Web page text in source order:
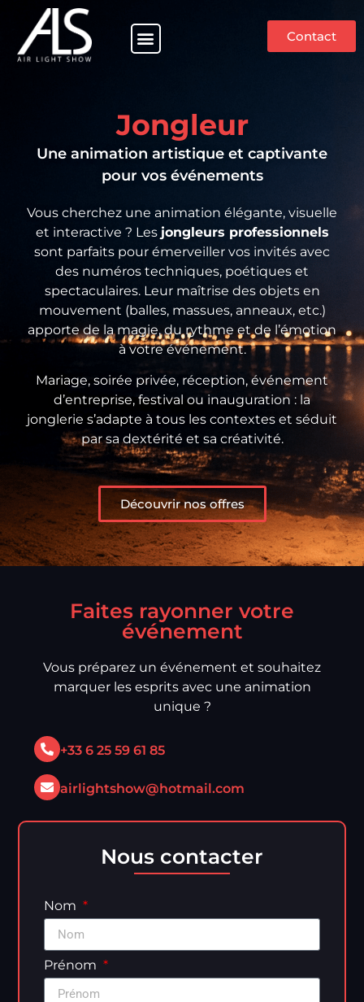
Contact
Jongleur
Une animation artistique et captivante
pour vos événements
Vous cherchez une animation élégante, visuelle
et interactive ? Les jongleurs professionnels
sont parfaits pour émerveiller vos invités avec
des numéros techniques, poétiques et
spectaculaires. Leur maîtrise des objets en
mouvement (balles, massues, anneaux, etc.)
apporte de la magie, du rythme et de l’émotion
à votre événement.
Mariage, soirée privée, réception, événement
d’entreprise, festival ou inauguration : la
jonglerie s’adapte à tous les contextes et séduit
par sa dextérité et sa créativité.
Découvrir nos offres
Faites rayonner votre
événement
Vous préparez un événement et souhaitez
marquer les esprits avec une animation
unique ?
+33 6 25 59 61 85
airlightshow@hotmail.com
Nous contacter
Nom
Prénom